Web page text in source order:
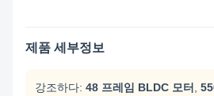
제품 세부정보
강조하다: 48 프레임 BLDC 모터